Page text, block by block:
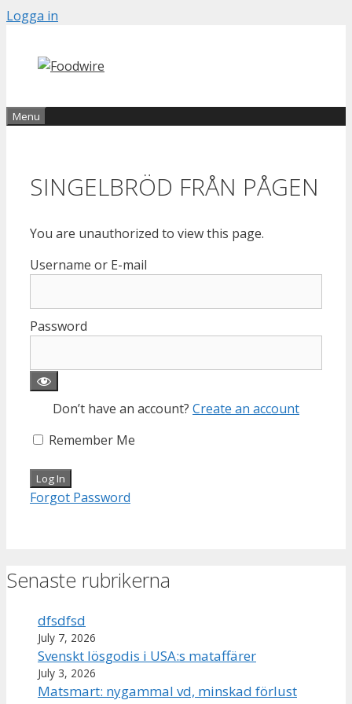
Skip
content
Logga in
Menu
SINGELBRÖD FRÅN PÅGEN
You are unauthorized to view this page.
Username or E-mail
Password
Don’t have an account? Create an account
Remember Me
Forgot Password
Senaste rubrikerna
dfsdfsd
July 7, 2026
Svenskt lösgodis i USA:s mataffärer
July 3, 2026
Matsmart: nygammal vd, minskad förlust